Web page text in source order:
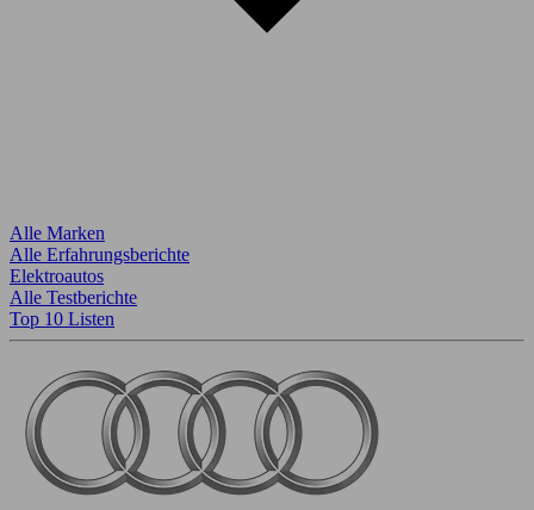
Alle Marken
Alle Erfahrungsberichte
Elektroautos
Alle Testberichte
Top 10 Listen